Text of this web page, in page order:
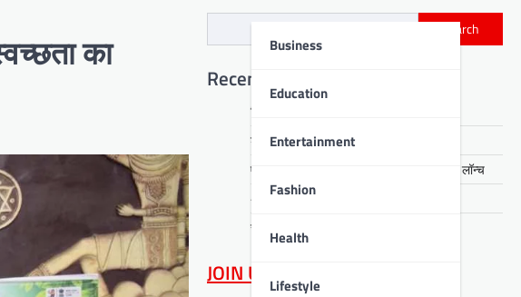
Business
Education
Entertainment
Fashion
Health
Lifestyle
का
Search
Recent Posts
चिन्मय विद्यालय में सजा हिन्दी कवि सम्मेलन
डीपीएस बोकारो में गूंजे देशभक्ति के तराने
एसईसीएल में पीपीओ एवं जीवन प्रमाण पत्र पोर्टल लॉन्च
अरगड़ा क्षेत्र में समाधान शिविर आयोजित
सीसीएल में एचसीएम मॉड्यूल पर प्रशिक्षण
JOIN US